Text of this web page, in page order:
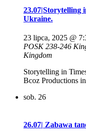
23.07|Storytelling
Ukraine.
23 lipca, 2025 @
POSK238-246
Kingdom
Storytelling in
Bcoz Productions
sob. 26
26.07| Zabawa